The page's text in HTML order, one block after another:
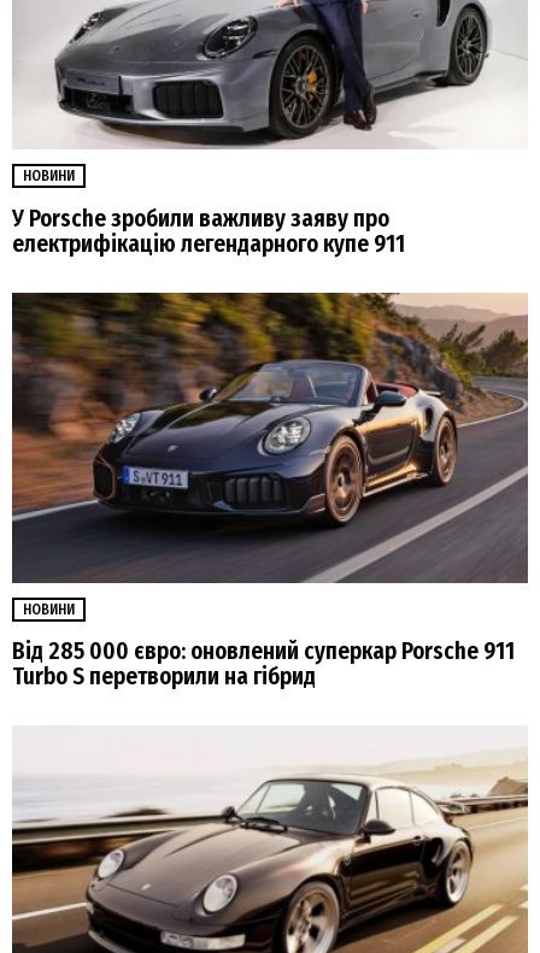
НОВИНИ
У Porsche зробили важливу заяву про
електрифікацію легендарного купе 911
НОВИНИ
Від 285 000 євро: оновлений суперкар Porsche 911
Turbo S перетворили на гібрид